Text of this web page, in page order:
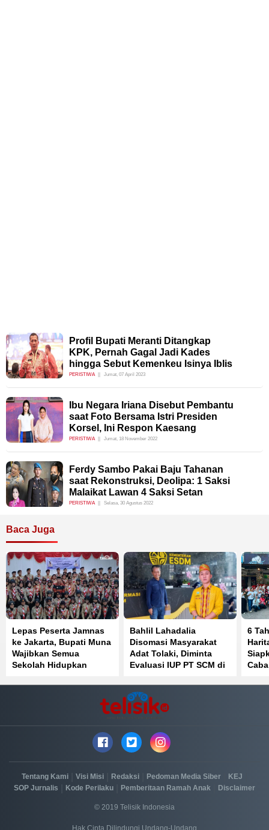
Profil Bupati Meranti Ditangkap
KPK, Pernah Gagal Jadi Kades
hingga Sebut Kemenkeu Isinya Iblis
PERISTIWA Jumat, 07 April 2023
Ibu Negara Iriana Disebut Pembantu
saat Foto Bersama Istri Presiden
Korsel, Ini Respon Kaesang
PERISTIWA Jumat, 18 November 2022
Ferdy Sambo Pakai Baju Tahanan
saat Rekonstruksi, Deolipa: 1 Saksi
Malaikat Lawan 4 Saksi Setan
PERISTIWA Selasa, 30 Agustus 2022
Baca Juga
Lepas Peserta Jamnas
ke Jakarta, Bupati Muna
Wajibkan Semua
Sekolah Hidupkan
Bahlil Lahadalia
Disomasi Masyarakat
Adat Tolaki, Diminta
Evaluasi IUP PT SCM di
6
Tentang Kami Visi Misi Redaksi Pedoman Media Siber KEJ
SOP Jurnalis Kode Perilaku Pemberitaan Ramah Anak Disclaimer
© 2019 Telisik Indonesia
Hak Cipta Dilindungi Undang-Undang